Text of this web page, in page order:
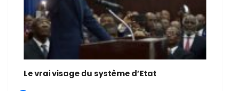
Le vrai visage du système d’Etat